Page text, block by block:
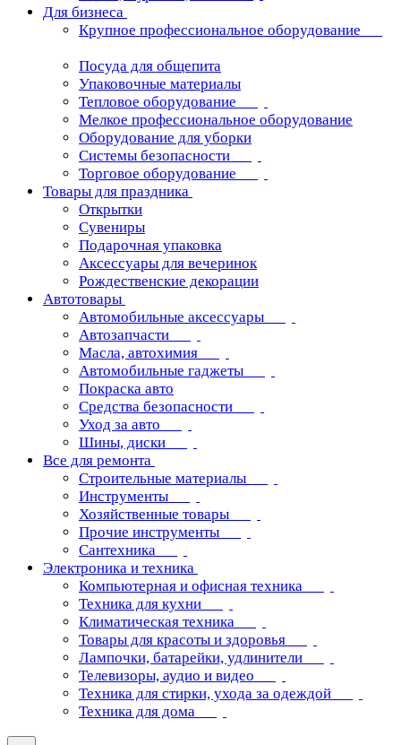
Для бизнеса
Крупное профессиональное оборудование
Посуда для общепита
Упаковочные материалы
Тепловое оборудование
Мелкое профессиональное оборудование
Оборудование для уборки
Системы безопасности
Торговое оборудование
Товары для праздника
Открытки
Сувениры
Подарочная упаковка
Аксессуары для вечеринок
Рождественские декорации
Автотовары
Автомобильные аксессуары
Автозапчасти
Масла, автохимия
Автомобильные гаджеты
Покраска авто
Средства безопасности
Уход за авто
Шины, диски
Все для ремонта
Строительные материалы
Инструменты
Хозяйственные товары
Прочие инструменты
Сантехника
Электроника и техника
Компьютерная и офисная техника
Техника для кухни
Климатическая техника
Товары для красоты и здоровья
Лампочки, батарейки, удлинители
Телевизоры, аудио и видео
Техника для стирки, ухода за одеждой
Техника для дома